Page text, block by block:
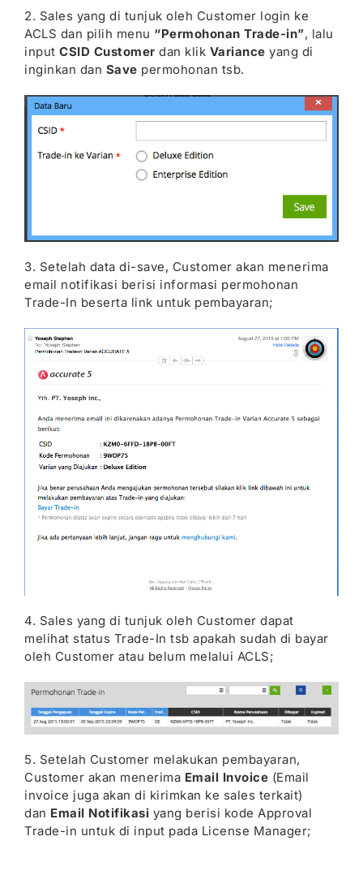
2. Sales yang di tunjuk oleh Customer login ke
ACLS dan pilih menu “Permohonan Trade-in”, lalu
input CSID Customer dan klik Variance yang di
inginkan dan Save permohonan tsb.
3. Setelah data di-save, Customer akan menerima
email notifikasi berisi informasi permohonan
Trade-In beserta link untuk pembayaran;
4. Sales yang di tunjuk oleh Customer dapat
melihat status Trade-In tsb apakah sudah di bayar
oleh Customer atau belum melalui ACLS;
5. Setelah Customer melakukan pembayaran,
Customer akan menerima Email Invoice (Email
invoice juga akan di kirimkan ke sales terkait)
dan Email Notifikasi yang berisi kode Approval
Trade-in untuk di input pada License Manager;